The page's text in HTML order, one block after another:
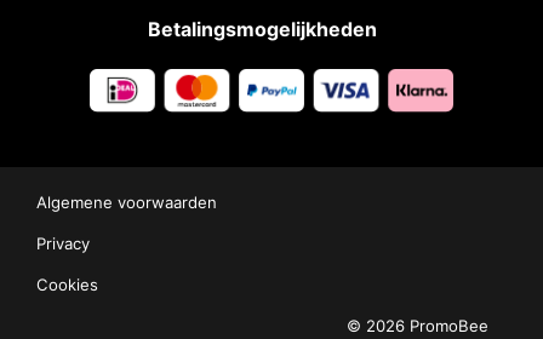
Betalingsmogelijkheden
Algemene voorwaarden
Privacy
Cookies
© 2026 PromoBee